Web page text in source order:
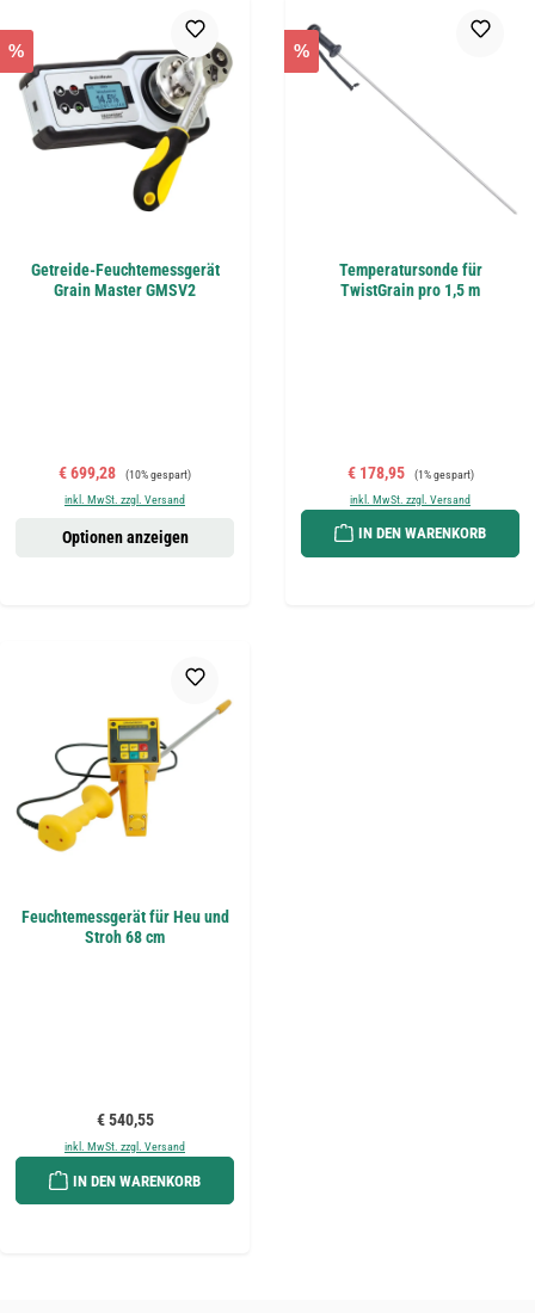
%
Getreide-Feuchtemessgerät
Grain Master GMSV2
Verkaufspreis:
€ 699,28 Regulärer Preis:
(10% gespart)
inkl. MwSt. zzgl. Versand
Optionen anzeigen
%
Temperatursonde für
TwistGrain pro 1,5 m
Verkaufspreis:
€ 178,95 Regulärer Preis:
(1% gespart)
inkl. MwSt. zzgl. Versand
IN DEN WARENKORB
Feuchtemessgerät für Heu und
Stroh 68 cm
Regulärer Preis:
€ 540,55
inkl. MwSt. zzgl. Versand
IN DEN WARENKORB